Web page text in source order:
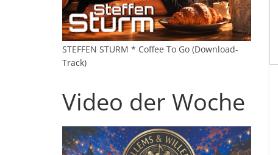
STEFFEN STURM * Coffee To Go (Download-
Track)
Video der Woche